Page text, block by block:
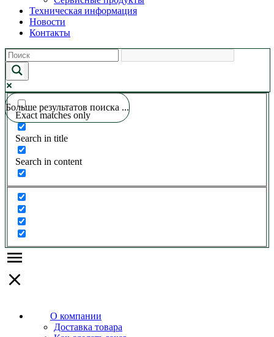
Техническая информация
Новости
Контакты
Больше результатов поиска ...
Exact matches only
Search in title
Search in content
О компании
Доставка товара